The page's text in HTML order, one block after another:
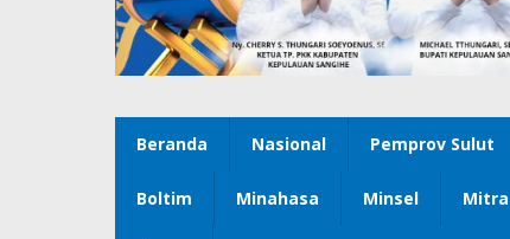
Beranda Nasional Pemprov Sulut
Boltim Minahasa Minsel Mitra